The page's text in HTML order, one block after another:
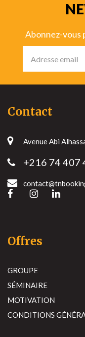
Abonnez-vous
Contact
Avenue Abi
+216 74 407
Offres
GROUPE
SÉMINAIRE
MOTIVATION
CONDITIONS